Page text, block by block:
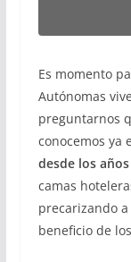
Es momento
Autónomas
preguntarnos
conocemos ya
desde los
camas
precarizando
beneficio de